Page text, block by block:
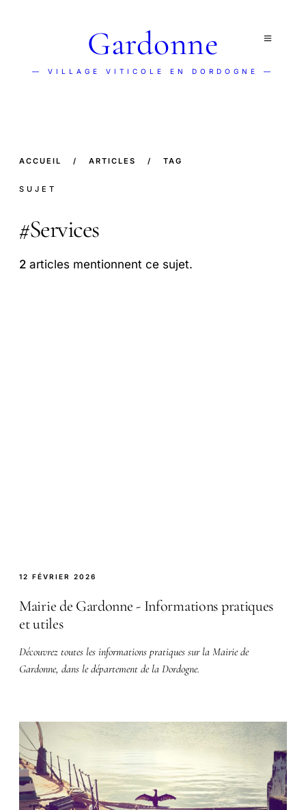
Gardonne
— VILLAGE VITICOLE EN DORDOGNE —
ACCUEIL / ARTICLES / TAG
SUJET
#Services
2 articles mentionnent ce sujet.
12 FÉVRIER 2026
Mairie de Gardonne - Informations pratiques
et utiles
Découvrez toutes les informations pratiques sur la Mairie de
Gardonne, dans le département de la Dordogne.